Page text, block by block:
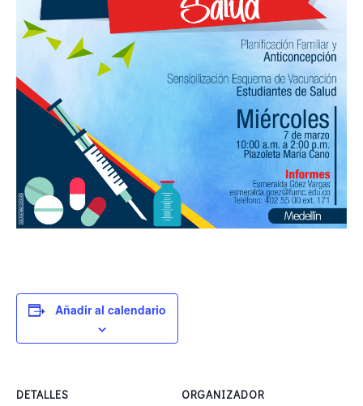
Añadir al calendario
DETALLES ORGANIZADOR